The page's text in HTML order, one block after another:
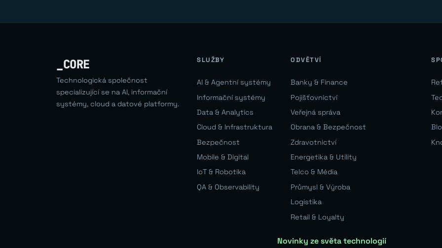
_CORE
Technologická společnost
specializující se na AI, informační
systémy, cloud a datové platformy.
SLUŽBY
AI & Agentní systémy
Informační systémy
Data & Analytics
Cloud & Infrastruktura
Bezpečnost
Mobile & Digital
IoT & Robotika
QA & Observability
ODVĚTVÍ
Banky & Finance
Pojišťovnictví
Veřejná správa
Obrana & Bezpečnost
Zdravotnictví
Energetika & Utility
Telco & Média
Průmysl & Výroba
Logistika
Retail & Loyalty
Novinky ze světa technologií